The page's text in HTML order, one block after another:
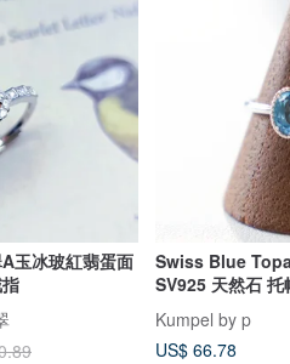
玉冰玻紅翡蛋面
Swiss Blue
SV925 天然石
藍色
Kumpel by p
US$ 66.78